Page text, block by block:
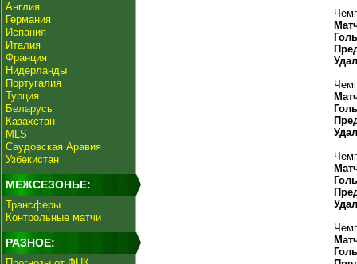
Англия
Германия
Испания
Италия
Франция
Нидерланды
Португалия
Турция
Беларусь
Казахстан
MLS
Саудовская Аравия
Узбекистан
МЕЖСЕЗОНЬЕ:
Трансферы
Контрольные матчи
РАЗНОЕ: